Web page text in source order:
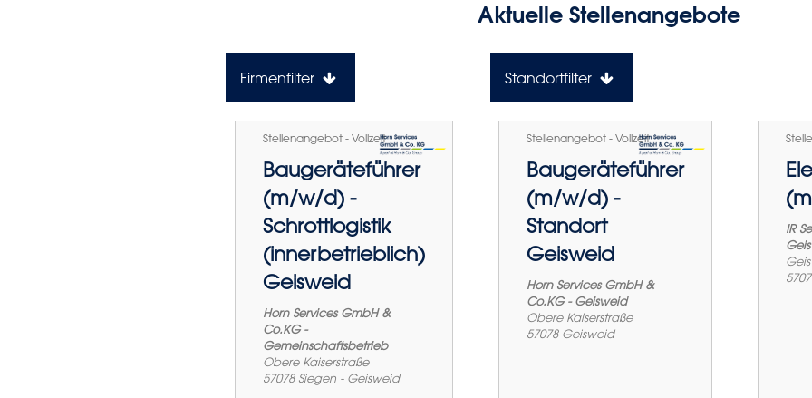
Aktuelle Stellenangebote
Firmenfilter Standortfilter
Stellenangebot - Vollzeit
Baugeräteführer
(m/w/d) -
Schrottlogistik
(innerbetrieblich)
Geisweid
Horn Services GmbH &
Co.KG -
Gemeinschaftsbetrieb
Obere Kaiserstraße
57078 Siegen - Geisweid
Stellenangebot - Vollzeit
Baugeräteführer
(m/w/d) -
Standort
Geisweid
Horn Services GmbH &
Co.KG - Geisweid
Obere Kaiserstraße
57078 Geisweid
IR